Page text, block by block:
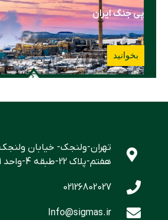
پی جنگ ایران
بخوانید
تهران-ولنجک- خیابان
هفتم-پلاک 22-طبقه 4-واحد 401
02126802027
Info@sigmas.ir